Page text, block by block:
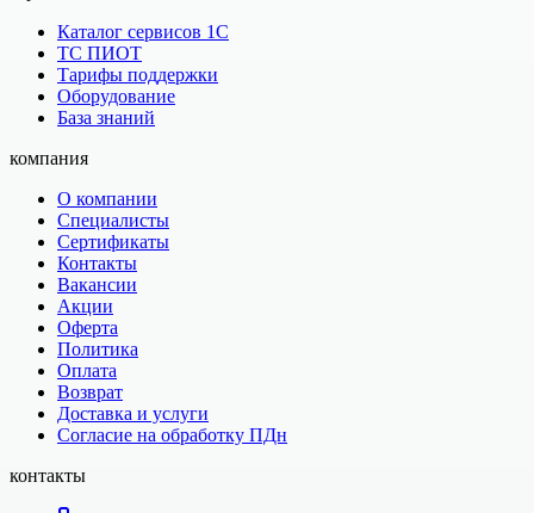
Каталог сервисов 1С
ТС ПИОТ
Тарифы поддержки
Оборудование
База знаний
компания
О компании
Специалисты
Сертификаты
Контакты
Вакансии
Акции
Оферта
Политика
Оплата
Возврат
Доставка и услуги
Согласие на обработку ПДн
контакты